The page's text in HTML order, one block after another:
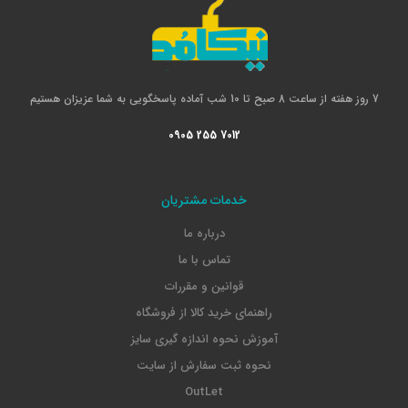
7 روز هفته از ساعت 8 صبح تا 10 شب آماده پاسخگویی به شما عزیزان هستیم
0905 255 7012
خدمات مشتریان
درباره ما
تماس با ما
قوانین و مقررات
راهنمای خرید کالا از فروشگاه
آموزش نحوه اندازه گیری سایز
نحوه ثبت سفارش از سایت
OutLet